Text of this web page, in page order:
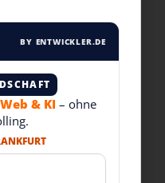
BY ENTWICKLER.DE
& KI – ohne